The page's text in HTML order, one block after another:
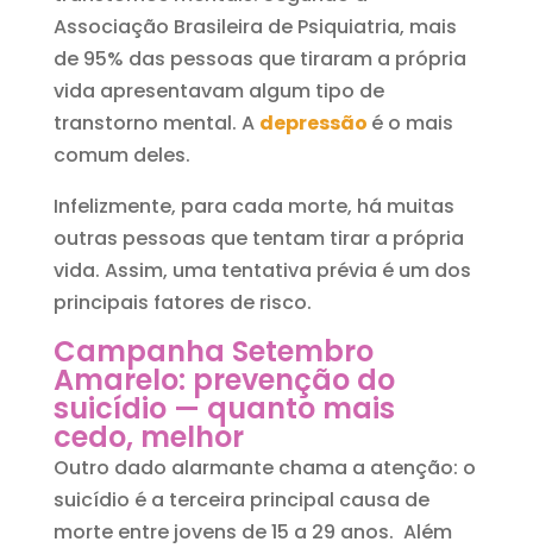
Associação Brasileira de Psiquiatria, mais
de 95% das pessoas que tiraram a própria
vida apresentavam algum tipo de
transtorno mental. A depressão é o mais
comum deles.
Infelizmente, para cada morte, há muitas
outras pessoas que tentam tirar a própria
vida. Assim, uma tentativa prévia é um dos
principais fatores de risco.
Campanha Setembro
Amarelo: prevenção do
suicídio — quanto mais
cedo, melhor
Outro dado alarmante chama a atenção: o
suicídio é a terceira principal causa de
morte entre jovens de 15 a 29 anos. Além